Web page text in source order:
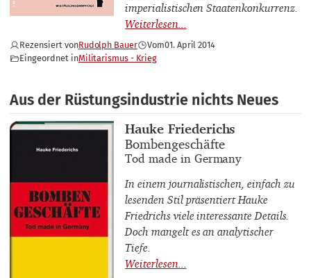
imperialistischen Staatenkonkurrenz.
Rezensiert vonRudolph Bauer Vom01. April 2014
Eingeordnet inMilitarismus - Krieg
Aus der Rüstungsindustrie nichts Neues
Buchautor_innen
Hauke Friederichs
Buchtitel
Bombengeschäfte
Buchuntertitel
Tod made in Germany
In einem journalistischen, einfach zu
lesenden Stil präsentiert Hauke
Friedrichs viele interessante Details.
Doch mangelt es an analytischer
Tiefe.